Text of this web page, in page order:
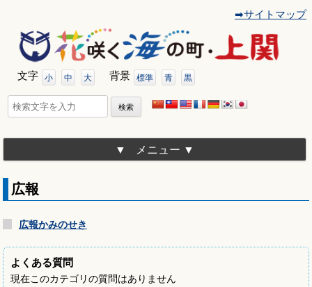
動
➡サイトマップ
文字 小 中 大 背景 標準 青 黒
検
索:
メニュー
広報
広報かみのせき
よくある質問
現在このカテゴリの質問はありません